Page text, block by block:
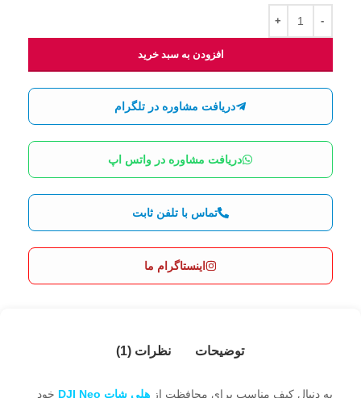
افزودن به سبد خرید
دریافت مشاوره در تلگرام
دریافت مشاوره در واتس اپ
تماس با تلفن ثابت
اینستاگرام ما
توضیحات نظرات (1)
به دنبال کیف مناسب برای محافظت ازهلی شات DJI Neo
خود